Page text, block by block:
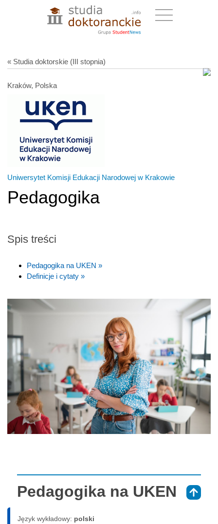
« Studia doktorskie (III stopnia)
Kraków, Polska
Uniwersytet Komisji Edukacji Narodowej w Krakowie
Pedagogika
Spis treści
Pedagogika na UKEN »
Definicje i cytaty »
Pedagogika na UKEN
Język wykładowy: polski